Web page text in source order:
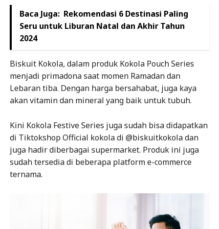
Baca Juga: Rekomendasi 6 Destinasi Paling
Seru untuk Liburan Natal dan Akhir Tahun
2024
Biskuit Kokola, dalam produk Kokola Pouch Series
menjadi primadona saat momen Ramadan dan
Lebaran tiba. Dengan harga bersahabat, juga kaya
akan vitamin dan mineral yang baik untuk tubuh.
Kini Kokola Festive Series juga sudah bisa didapatkan
di Tiktokshop Official kokola di @biskuitkokola dan
juga hadir diberbagai supermarket. Produk ini juga
sudah tersedia di beberapa platform e-commerce
ternama.